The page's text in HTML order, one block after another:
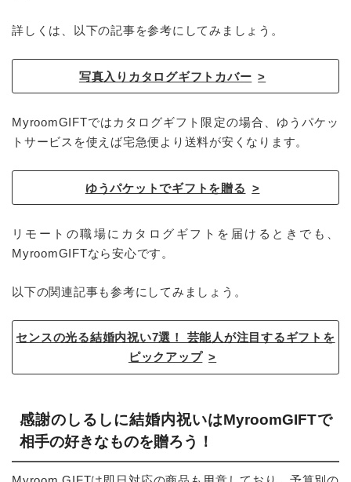
詳しくは、以下の記事を参考にしてみましょう。
写真入りカタログギフトカバー
MyroomGIFTではカタログギフト限定の場合、ゆうパケッ
トサービスを使えば宅急便より送料が安くなります。
ゆうパケットでギフトを贈る
リモートの職場にカタログギフトを届けるときでも、
MyroomGIFTなら安心です。
以下の関連記事も参考にしてみましょう。
センスの光る結婚内祝い7選！ 芸能人が注目するギフトを
ピックアップ
感謝のしるしに結婚内祝いはMyroomGIFTで
相手の好きなものを贈ろう！